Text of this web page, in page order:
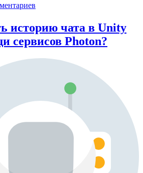
историю чата в Unity
сервисов Photon?